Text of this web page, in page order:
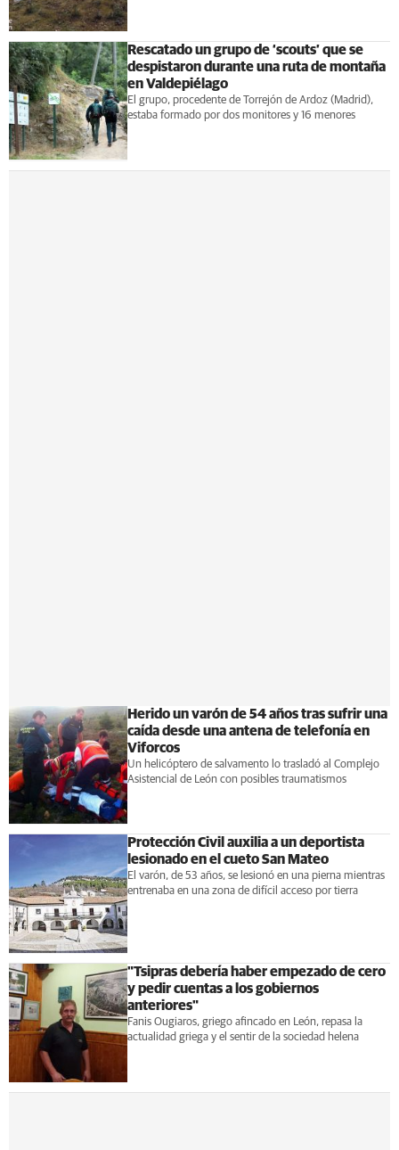
Rescatado un grupo de ‘scouts’ que se
despistaron durante una ruta de montaña
en Valdepiélago
El grupo, procedente de Torrejón de Ardoz (Madrid),
estaba formado por dos monitores y 16 menores
Herido un varón de 54 años tras sufrir una
caída desde una antena de telefonía en
Viforcos
Un helicóptero de salvamento lo trasladó al Complejo
Asistencial de León con posibles traumatismos
Protección Civil auxilia a un deportista
lesionado en el cueto San Mateo
El varón, de 53 años, se lesionó en una pierna mientras
entrenaba en una zona de difícil acceso por tierra
"Tsipras debería haber empezado de cero
y pedir cuentas a los gobiernos
anteriores"
Fanis Ougiaros, griego afincado en León, repasa la
actualidad griega y el sentir de la sociedad helena